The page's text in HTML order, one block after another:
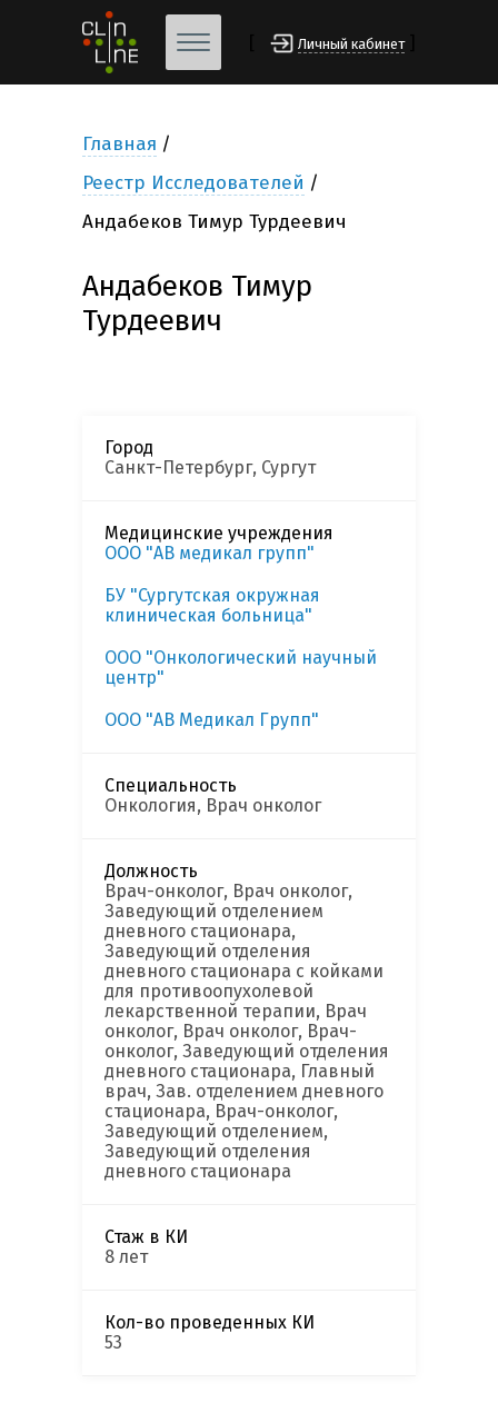
Личный кабинет
Главная
Реестр Исследователей
Андабеков Тимур Турдеевич
Андабеков Тимур
Турдеевич
Город
Санкт-Петербург, Сургут
Медицинские учреждения
ООО "АВ медикал групп"
БУ "Сургутская окружная
клиническая больница"
ООО "Онкологический научный
центр"
ООО "AВ Медикал Групп"
Специальность
Онкология, Врач онколог
Должность
Врач-онколог, Врач онколог,
Заведующий отделением
дневного стационара,
Заведующий отделения
дневного стационара с койками
для противоопухолевой
лекарственной терапии, Врач
онколог, Врач онколог, Врач-
онколог, Заведующий отделения
дневного стационара, Главный
врач, Зав. отделением дневного
стационара, Врач-онколог,
Заведующий отделением,
Заведующий отделения
дневного стационара
Стаж в КИ
8 лет
Кол-во проведенных КИ
53